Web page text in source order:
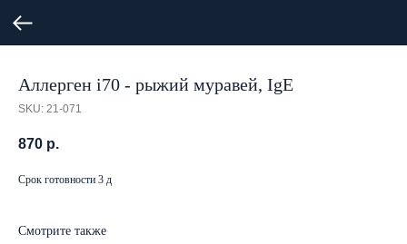
Аллерген i70 - рыжий муравей, IgE
SKU: 21-071
870 р.
Срок готовности 3 д
Смотрите также